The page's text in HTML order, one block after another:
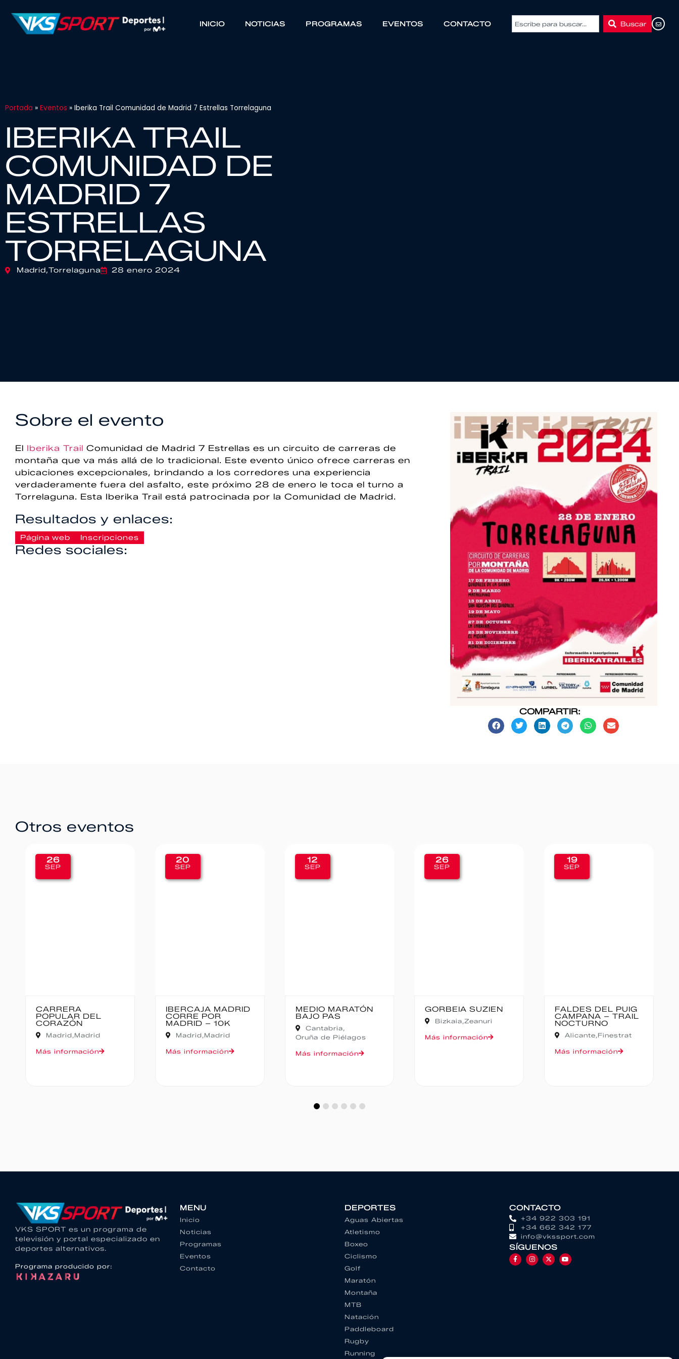
INICIO NOTICIAS PROGRAMAS EVENTOS CONTACTO Buscar
Portada » Eventos » Iberika Trail Comunidad de Madrid 7 Estrellas Torrelaguna
IBERIKA TRAIL
COMUNIDAD DE
MADRID 7
ESTRELLAS
TORRELAGUNA
Madrid,Torrelaguna 28 enero 2024
Sobre el evento
El Iberika Trail Comunidad de Madrid 7 Estrellas es un circuito de carreras de
montaña que va más allá de lo tradicional. Este evento único ofrece carreras en
ubicaciones excepcionales, brindando a los corredores una experiencia
verdaderamente fuera del asfalto, este próximo 28 de enero le toca el turno a
Torrelaguna. Esta Iberika Trail está patrocinada por la Comunidad de Madrid.
Resultados y enlaces:
Página web Inscripciones
Redes sociales:
COMPARTIR:
Otros eventos
CARRERA
POPULAR DEL
CORAZÓN
Madrid, Madrid
Más información
IBERCAJA MADRID
CORRE POR
MADRID – 10K
Madrid, Madrid
Más información
MEDIO MARATÓN
BAJO PAS
Cantabria,
Oruña de Piélagos
Más información
GORBEIA SUZIEN
Bizkaia,Zeanuri
Más información
FALDES DEL PUIG
CAMPANA – TRAIL
NOCTURNO
Alicante,Finestrat
Más información
VKS SPORT es un programa de
televisión y portal especializado en
deportes alternativos.
Programa producido por:
MENU
Inicio
Noticias
Programas
Eventos
Contacto
DEPORTES
Aguas Abiertas
Atletismo
Boxeo
Ciclismo
Golf
Maratón
Montaña
MTB
Natación
Paddleboard
Rugby
Running
CONTACTO
+34 922 303 191
+34 662 342 177
info@vkssport.com
SÍGUENOS